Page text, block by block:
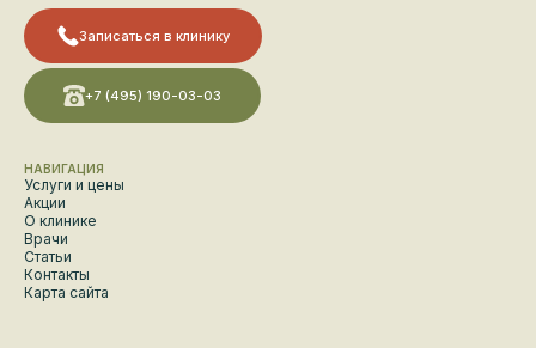
НАВИГАЦИЯ
Услуги и цены
Акции
О клинике
Врачи
Статьи
Контакты
Карта сайта
+7 (495) 190-03-03
Записаться в клинику